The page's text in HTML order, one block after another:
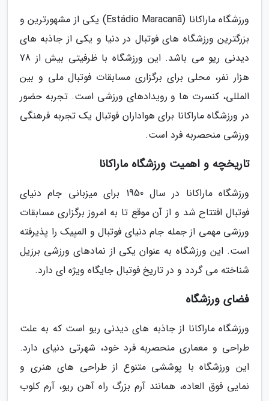
ورزشگاه ماراکانا (Estádio Maracanã) یکی از مشهورترین و
بزرگترین ورزشگاه های فوتبال در دنیا و یکی از جاذبه های
دیدنی ریو می باشد. این ورزشگاه با ظرفیتی بیش از 78
هزار نفر، محلی برای برگزاری مسابقات فوتبال ملی و بین
المللی، کنسرت ها و رویدادهای ورزشی است. تجربه حضور
در ورزشگاه ماراکانا برای هواداران فوتبال یک تجربه فرهنگی
ورزشی منحصربه فرد است.
تاریخچه و اهمیت ورزشگاه ماراکانا
ورزشگاه ماراکانا در سال 1950 برای میزبانی جام دنیای
فوتبال افتتاح شد و از آن موقع تا به امروز برگزاری مسابقات
ورزشی مهمی از جمله جام دنیای فوتبال و المپیک را پذیرفته
است. این ورزشگاه به عنوان یکی از نمادهای ورزشی برزیل
شناخته می گردد و در تاریخ فوتبال جایگاه ویژه ای دارد.
فضای ورزشگاه
ورزشگاه ماراکانا از جاذبه های دیدنی ریو است که به علت
طراحی و معماری منحصربه فرد خود، شهرتی دنیای دارد.
این ورزشگاه با پوششی متنوع از طراحی های هنری و
نمایی فوق العاده، همانند آرم بزرگ راه آهن ریو، آرم کلوب